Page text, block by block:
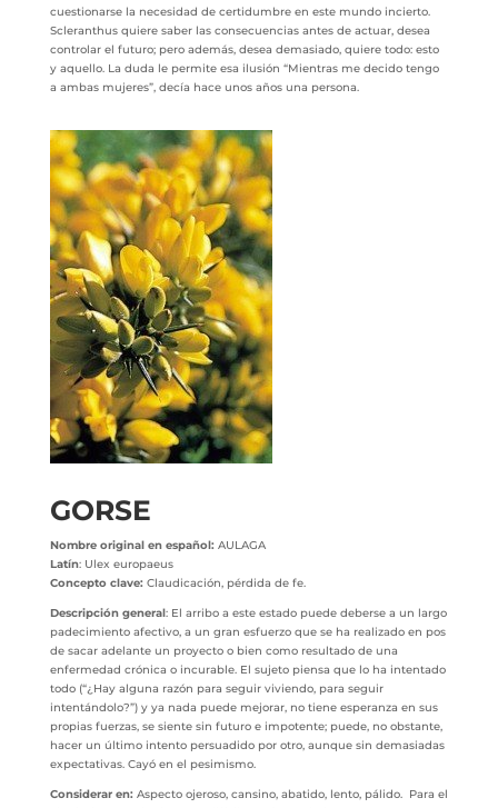
cuestionarse la necesidad de certidumbre en este mundo incierto.
Scleranthus quiere saber las consecuencias antes de actuar, desea
controlar el futuro; pero además, desea demasiado, quiere todo: esto
y aquello. La duda le permite esa ilusión “Mientras me decido tengo
a ambas mujeres”, decía hace unos años una persona.
GORSE
Nombre original en español:AULAGA
Latín: Ulex europaeus
Concepto clave:Claudicación, pérdida de fe.
Descripción general: El arribo a este estado puede deberse a un largo
padecimiento afectivo, a un gran esfuerzo que se ha realizado en pos
de sacar adelante un proyecto o bien como resultado de una
enfermedad crónica o incurable. El sujeto piensa que lo ha intentado
todo (“¿Hay alguna razón para seguir viviendo, para seguir
intentándolo?”) y ya nada puede mejorar, no tiene esperanza en sus
propias fuerzas, se siente sin futuro e impotente; puede, no obstante,
hacer un último intento persuadido por otro, aunque sin demasiadas
expectativas. Cayó en el pesimismo.
Considerar en:Aspecto ojeroso, cansino, abatido, lento, pálido. Para el